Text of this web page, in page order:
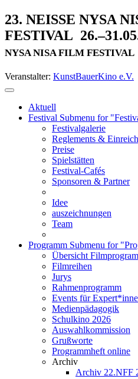
23. NEISSE NYSA
FESTIVAL
NYSA NISA FILM FESTIVAL
Veranstalter: KunstBauerKino e.V.
Aktuell
Festival Submenu for
Festivalgalerie
Reglements &
Preise
Spielstätten
Festival-Cafés
Sponsoren & Partner
Idee
auszeichnungen
Team
Programm Submenu for
Übersicht
Filmreihen
Jurys
Rahmenprogramm
Events für
Medienpädagogik
Schulkino 2026
Auswahlkommission
Grußworte
Programmheft online
Archiv
Archiv 22.NFF